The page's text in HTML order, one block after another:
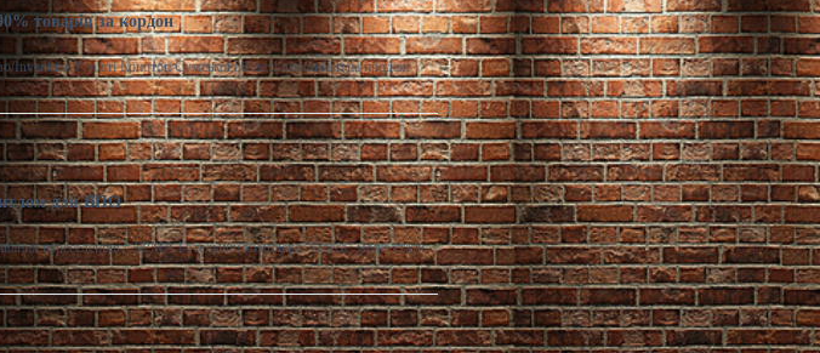
товарів за кордон
Inventure У місті Конотоп Сумської області виставили на продаж
для ВПО
переселенців / АРМА Готельний комплекс “Одеса” може стати